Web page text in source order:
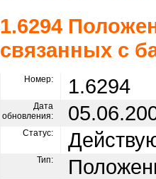
1.6294
связанных с
Номер: 1.6294
Дата
обновления:
Статус:
Тип: